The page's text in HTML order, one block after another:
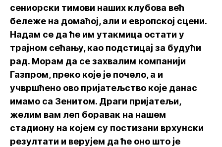
сениорски тимови наших клубова већ
бележе на домаћој, али и европској сцени.
Надам се да ће им утакмица остати у
трајном сећању, као подстицај за будући
рад. Морам да се захвалим компанији
Газпром, преко које је почело, а и
учвршћено ово пријатељство које данас
имамо са Зенитом. Драги пријатељи,
желим вам леп боравак на нашем
стадиону на којем су постизани врхунски
резултати и верујем да ће оно што је